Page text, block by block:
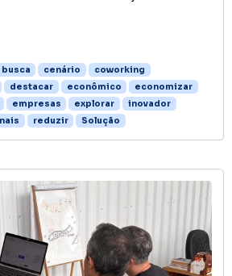
busca cenário
coworking
destacar econômico
economizar
empresas explorar
inovador
reduzir Solução